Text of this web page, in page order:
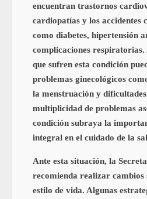
encuentran trastornos
cardiopatías y los accidentes
como diabetes, hipertensión
complicaciones respiratorias.
que sufren esta condición
problemas ginecológicos
la menstruación y
multiplicidad de problemas
condición subraya la
integral en el cuidado de la
Ante esta situación, la
recomienda realizar cambios
estilo de vida. Algunas